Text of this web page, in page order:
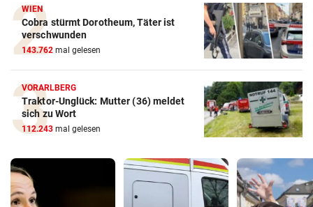
WIEN
Cobra stürmt Dorotheum, Täter ist
verschwunden
143.762 mal gelesen
VORARLBERG
Traktor-Unglück: Mutter (36) meldet
sich zu Wort
112.243 mal gelesen